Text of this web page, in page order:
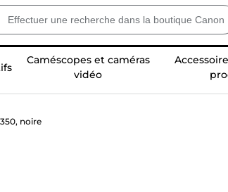
Caméscopes et caméras
vidéo
noire